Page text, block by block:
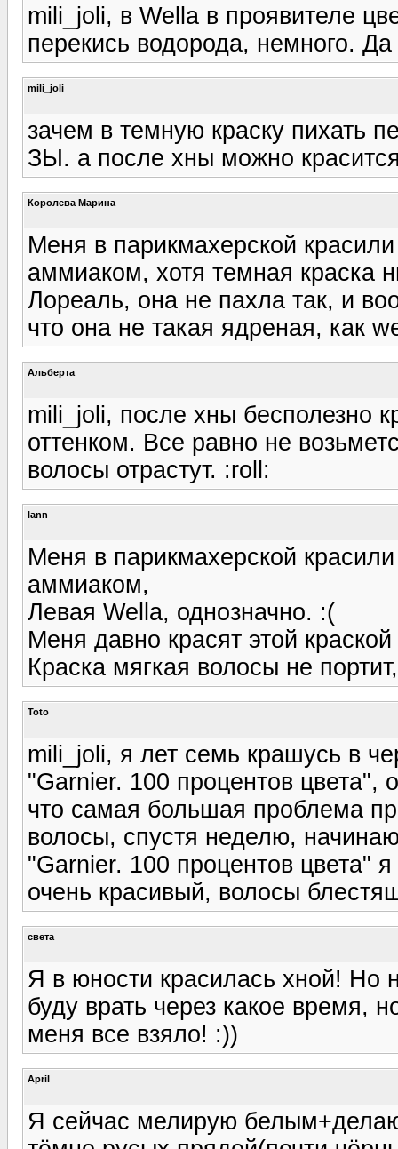
mili_joli, в Wella в проявителе
перекись водорода, немного.
mili_joli
зачем в темную краску пихать
ЗЫ. а после хны можно
Королева Марина
Меня в парикмахерской
аммиаком, хотя темная краска
Лореаль, она не пахла так, и
что она не такая ядреная, как
Альберта
mili_joli, после хны бесполезно
оттенком. Все равно не
волосы отрастут. :roll:
lann
Меня в парикмахерской
аммиаком,
Левая Wella, однозначно. :(
Меня давно красят этой
Краска мягкая волосы не
Toto
mili_joli, я лет семь крашусь в
"Garnier. 100 процентов цвета",
что самая большая проблема
волосы, спустя неделю,
"Garnier. 100 процентов цвета"
очень красивый, волосы
света
Я в юности красилась хной! Но
буду врать через какое время,
меня все взяло! :))
April
Я сейчас мелирую белым+делаю